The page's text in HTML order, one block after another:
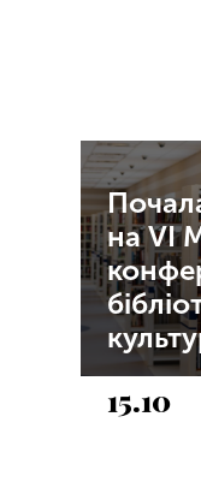
на VI
15.10